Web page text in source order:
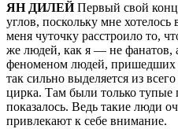
ЯН ДИЛЕЙПервый свой
углов, поскольку мне хотелось
меня чуточку расстроило то,
же людей, как я — не фанатов,
феноменом людей, пришедших
так сильно выделяется из
цирка. Там были только тупые
показалось. Ведь такие люди
привлекают к себе внимание.